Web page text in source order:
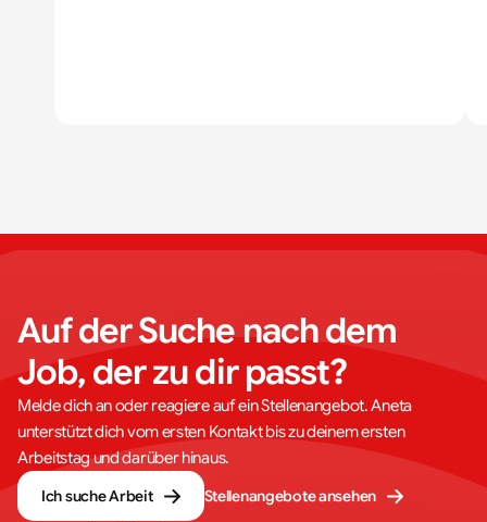
Auf der Suche nach dem
Job, der zu dir passt?
Melde dich an oder reagiere auf ein Stellenangebot. Aneta
unterstützt dich vom ersten Kontakt bis zu deinem ersten
Arbeitstag und darüber hinaus.
Ich suche Arbeit
Stellenangebote ansehen